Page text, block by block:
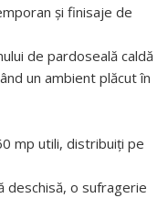
și finisaje de
de pardoseală caldă
un ambient plăcut în
mp utili, distribuiți pe
deschisă, o sufragerie